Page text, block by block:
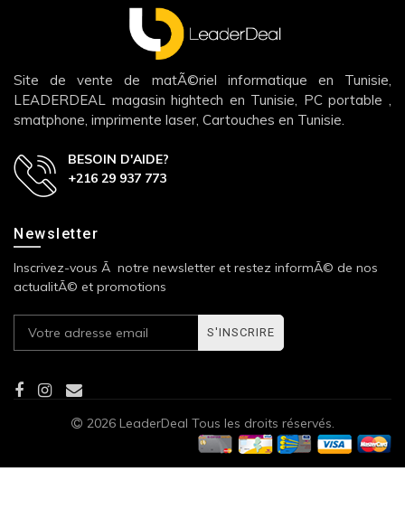
Site de vente de matÃ©riel informatique en Tunisie,
LEADERDEAL magasin hightech en Tunisie, PC portable ,
smatphone, imprimente laser, Cartouches en Tunisie.
BESOIN D'AIDE?
+216 29 937 773
Newsletter
Inscrivez-vous Ã notre newsletter et restez informÃ© de nos
actualitÃ© et promotions
S'INSCRIRE
2026 LeaderDeal Tous les droits réservés.